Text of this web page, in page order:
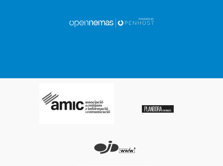
La Vall de Boí reunirà l'elit de l'esquí de
muntanya mundial